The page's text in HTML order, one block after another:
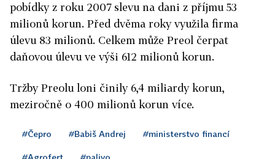
pobídky z roku 2007 slevu na dani z příjmu 53
milionů korun. Před dvěma roky využila firma
úlevu 83 milionů. Celkem může Preol čerpat
daňovou úlevu ve výši 612 milionů korun.
Tržby Preolu loni činily 6,4 miliardy korun,
meziročně o 400 milionů korun více.
#Čepro #Babiš Andrej #ministerstvo financí
#Agrofert #palivo